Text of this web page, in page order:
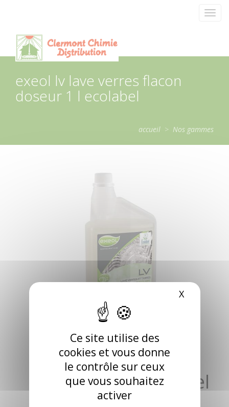
Ce site utilise des
cookies et vous donne
le contrôle sur ceux
que vous souhaitez
activer
XMasquer
exeol lv lave verres flacon
doseur 1 l ecolabel
accueil > Nos gammes
EXEOL LV LAVE
VERRES FLACON
DOSEUR 1 L Ecolabel
RÉFÉRENCE: 70S1019